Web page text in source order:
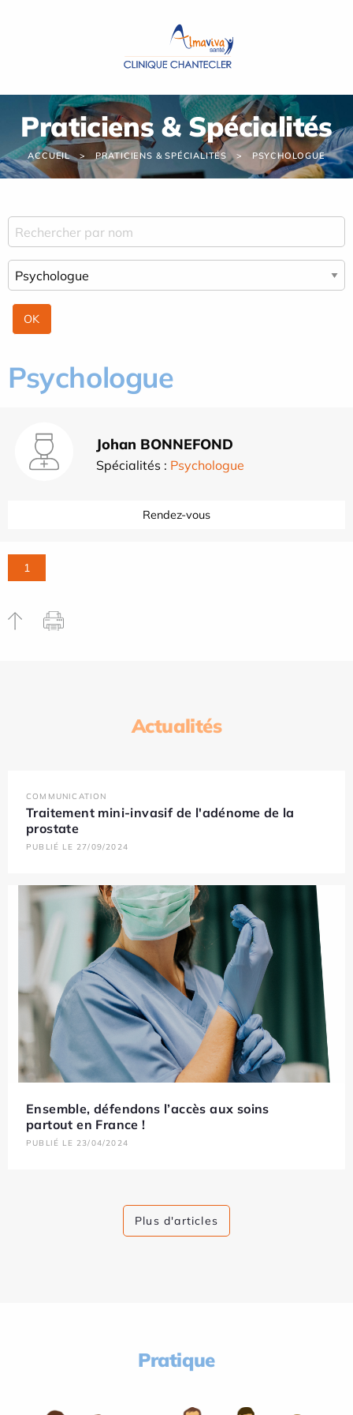
Praticiens & Spécialités
ACCUEIL PRATICIENS & SPÉCIALITÉS PSYCHOLOGUE
Psychologue
Johan BONNEFOND
Spécialités : Psychologue
Rendez-vous
1
Actualités
COMMUNICATION
Traitement mini-invasif de l'adénome de la
prostate
PUBLIÉ LE 27/09/2024
Ensemble, défendons l’accès aux soins
partout en France !
PUBLIÉ LE 23/04/2024
Plus d'articles
Pratique